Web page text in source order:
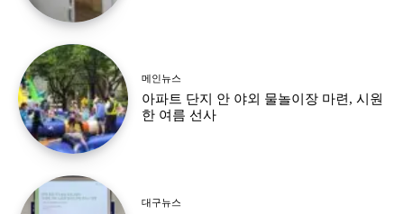
메인뉴스
아파트 단지 안 야외 물놀이장 마련, 시원
한 여름 선사
대구뉴스